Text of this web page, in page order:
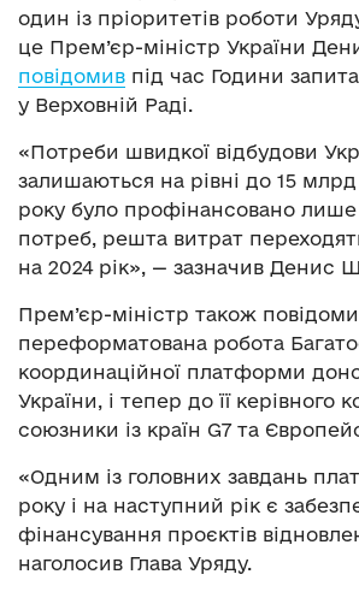
один із пріоритетів роботи
це Прем’єр-міністр України
повідомив під час Години
у Верховній Раді.
«Потреби швидкої відбудови
залишаються на рівні до 15 млрд
року було профінансовано
потреб, решта витрат
на 2024 рік», — зазначив Денис
Прем’єр-міністр також
переформатована робота
координаційної платформи
України, і тепер до її керівного
союзники із країн G7 та
«Одним із головних завдань
року і на наступний рік є
фінансування проєктів
наголосив Глава Уряду.